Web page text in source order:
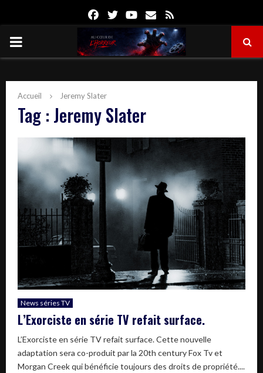
FacebookTwitterYoutube
Email
PRIMARY
Accueil Jeremy Slater
Tag : Jeremy Slater
News séries TV
L’Exorciste en série TV refait surface.
L’Exorciste en série TV refait surface. Cette nouvelle
adaptation sera co-produit par la 20th century Fox Tv et
Morgan Creek qui bénéficie toujours des droits de propriété....